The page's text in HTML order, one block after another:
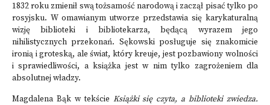
1832 roku zmienił swą tożsamość narodową i zaczął pisać tylko po
rosyjsku. W omawianym utworze przedstawia się karykaturalną
wizję biblioteki i bibliotekarza, będącą wyrazem jego
nihilistycznych przekonań. Sękowski posługuje się znakomicie
ironią i groteską, ale świat, który kreuje, jest pozbawiony wolności
i sprawiedliwości, a książka jest w nim tylko zagrożeniem dla
absolutnej władzy.
Magdalena Bąk w tekście Książki się czyta, a biblioteki zwiedza.